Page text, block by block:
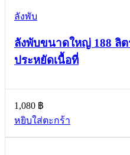
ลังพับ
ลังพับขนาดใหญ่ 188 ลิต
ประหยัดเนื้อที่
1,080 ฿
หยิบใส่ตะกร้า